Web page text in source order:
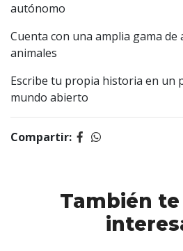
autónomo
Cuenta con una amplia gama de
animales
Escribe tu propia historia en un
mundo abierto
Compartir:
También